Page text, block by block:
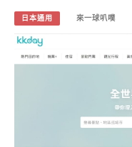
日本通用 來一球叭噗